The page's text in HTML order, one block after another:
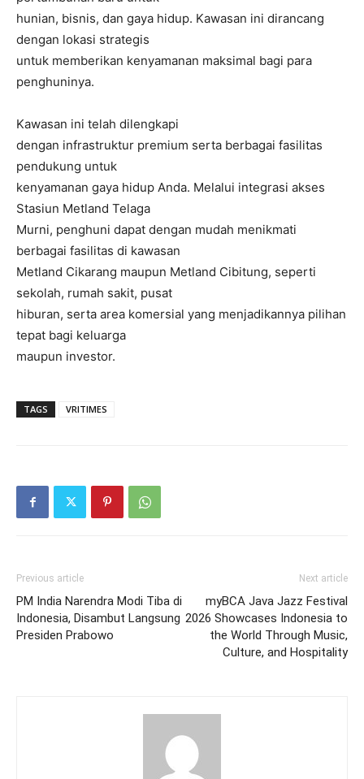
hunian, bisnis, dan gaya hidup. Kawasan ini dirancang
dengan lokasi strategis
untuk memberikan kenyamanan maksimal bagi para
penghuninya.
Kawasan ini telah dilengkapi
dengan infrastruktur premium serta berbagai fasilitas
pendukung untuk
kenyamanan gaya hidup Anda. Melalui integrasi akses
Stasiun Metland Telaga
Murni, penghuni dapat dengan mudah menikmati
berbagai fasilitas di kawasan
Metland Cikarang maupun Metland Cibitung, seperti
sekolah, rumah sakit, pusat
hiburan, serta area komersial yang menjadikannya pilihan
tepat bagi keluarga
maupun investor.
TAGS VRITIMES
Previous article
PM India Narendra Modi Tiba di
Indonesia, Disambut Langsung
Presiden Prabowo
Next article
myBCA Java Jazz Festival
2026 Showcases Indonesia to
the World Through Music,
Culture, and Hospitality